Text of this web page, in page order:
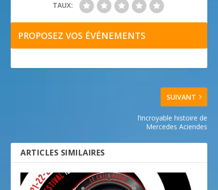
TAUX:
PROPOSEZ VOS ÉVÉNEMENTS
SUIVANT
l’incroyable histoire de
Mercedes Aciendes
ARTICLES SIMILAIRES